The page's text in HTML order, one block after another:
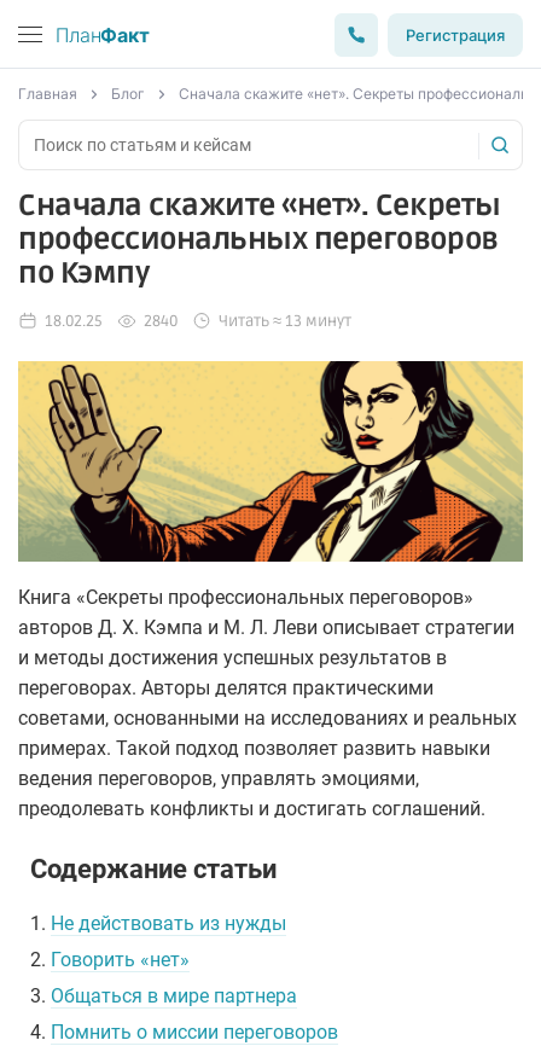
ПланФакт Регистрация
Главная Блог Сначала скажите «нет». Секреты
Сначала скажите «нет». Секреты
профессиональных переговоров
по Кэмпу
18.02.25 2840 Читать ≈ 13 минут
Книга «Секреты профессиональных переговоров»
авторов Д. Х. Кэмпа и М. Л. Леви описывает стратегии
и методы достижения успешных результатов в
переговорах. Авторы делятся практическими
советами, основанными на исследованиях и реальных
примерах. Такой подход позволяет развить навыки
ведения переговоров, управлять эмоциями,
преодолевать конфликты и достигать соглашений.
Содержание статьи
1. Не действовать из нужды
2. Говорить «нет»
3. Общаться в мире партнера
4. Помнить о миссии переговоров